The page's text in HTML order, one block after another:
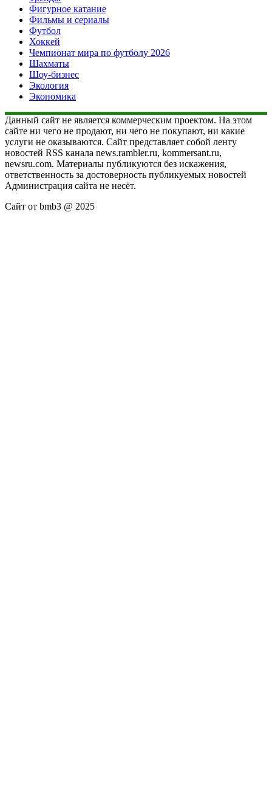
Фигурное катание
Фильмы и сериалы
Футбол
Хоккей
Чемпионат мира по футболу 2026
Шахматы
Шоу-бизнес
Экология
Экономика
Данный сайт не является коммерческим проектом. На этом
сайте ни чего не продают, ни чего не покупают, ни какие
услуги не оказываются. Сайт представляет собой ленту
новостей RSS канала news.rambler.ru, kommersant.ru,
newsru.com. Материалы публикуются без искажения,
ответственность за достоверность публикуемых новостей
Администрация сайта не несёт.
Сайт от bmb3 @ 2025